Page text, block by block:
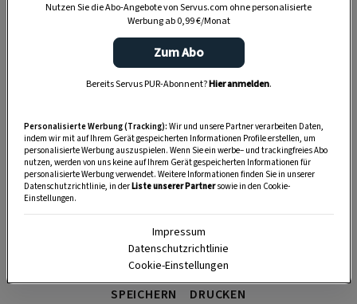
SPEICHERN DRUCKEN
Nutzen Sie die Abo-Angebote von Servus.com ohne personalisierte
Werbung ab 0,99 €/Monat
Zum Abo
Bereits Servus PUR-Abonnent?Hier anmelden.
Personalisierte Werbung (Tracking): Wir und unsere Partner verarbeiten Daten,
indem wir mit auf Ihrem Gerät gespeicherten Informationen Profile erstellen, um
personalisierte Werbung auszuspielen. Wenn Sie ein werbe– und trackingfreies Abo
nutzen, werden von uns keine auf Ihrem Gerät gespeicherten Informationen für
personalisierte Werbung verwendet. Weitere Informationen finden Sie in unserer
Datenschutzrichtlinie, in derListe unserer Partnersowie in den Cookie-
Einstellungen.
Impressum
Datenschutzrichtlinie
Cookie-Einstellungen